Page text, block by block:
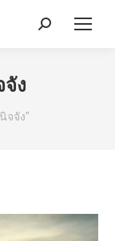
Search:
ง
จจัง"